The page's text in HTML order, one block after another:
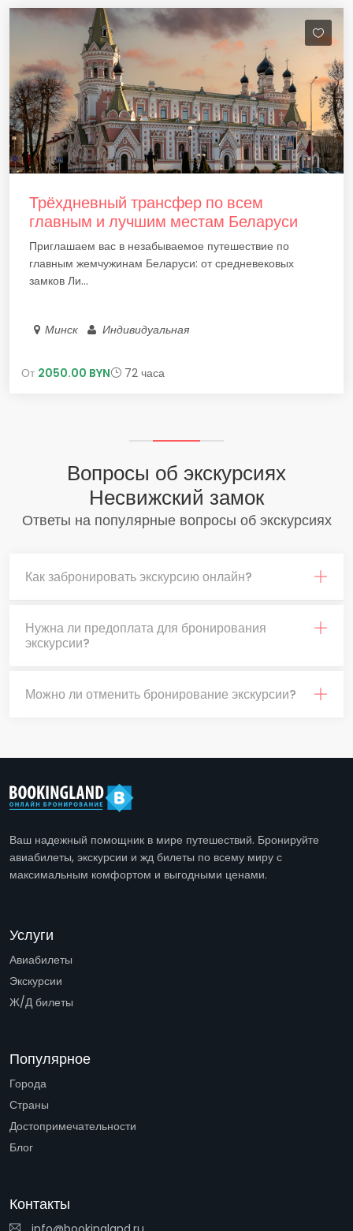
Трёхдневный трансфер по всем
главным и лучшим местам Беларуси
Приглашаем вас в незабываемое путешествие по
главным жемчужинам Беларуси: от средневековых
замков Ли...
Минск Индивидуальная
От 2050.00 BYN 72 часа
Вопросы об экскурсиях
Несвижский замок
Ответы на популярные вопросы об экскурсиях
Как забронировать экскурсию онлайн?
Нужна ли предоплата для бронирования
экскурсии?
Можно ли отменить бронирование экскурсии?
Ваш надежный помощник в мире путешествий. Бронируйте
авиабилеты, экскурсии и жд билеты по всему миру с
максимальным комфортом и выгодными ценами.
Услуги
Авиабилеты
Экскурсии
Ж/Д билеты
Популярное
Города
Страны
Достопримечательности
Блог
Контакты